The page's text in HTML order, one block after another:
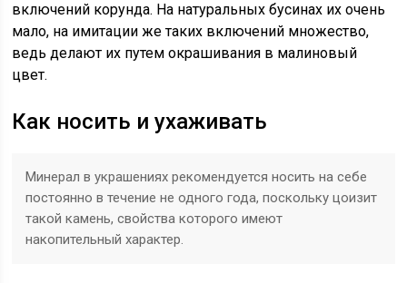
включений корунда. На натуральных бусинах их очень
мало, на имитации же таких включений множество,
ведь делают их путем окрашивания в малиновый
цвет.
Как носить и ухаживать
Минерал в украшениях рекомендуется носить на себе
постоянно в течение не одного года, поскольку цоизит
такой камень, свойства которого имеют
накопительный характер.